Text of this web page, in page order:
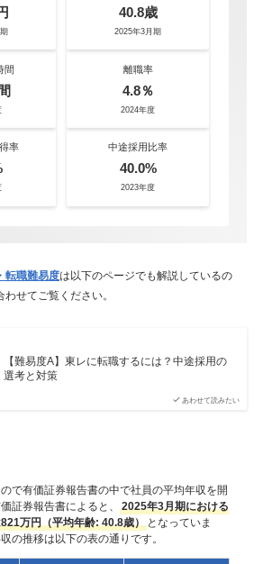
40.8歳
2025年3月期
間 離職率
4.8％
2024年度
率 中途採用比率
40.0%
2023年度
転職難易度は以下のページでも解説しているの
せてご覧ください。
あわせて読みたい
【難易度A】東レに転職するには？中途採用の
選考と対策
で有価証券報告書の中で社員の平均年収を開
証券報告書によると、
2025年3月期における
万円（平均年齢: 40.8歳）となっていま
の推移は以下の表の通りです。